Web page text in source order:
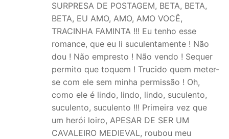
SURPRESA DE POSTAGEM, BETA, BETA,
BETA, EU AMO, AMO, AMO VOCÊ,
TRACINHA FAMINTA !!! Eu tenho esse
romance, que eu li suculentamente ! Não
dou ! Não empresto ! Não vendo ! Sequer
permito que toquem ! Trucido quem meter-
se com ele sem minha permissão ! Oh,
como ele é lindo, lindo, lindo, suculento,
suculento, suculento !!! Primeira vez que
um herói loiro, APESAR DE SER UM
CAVALEIRO MEDIEVAL, roubou meu